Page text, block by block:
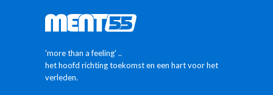
'more than a feeling' ..
het hoofd richting toekomst en een hart voor het
verleden.